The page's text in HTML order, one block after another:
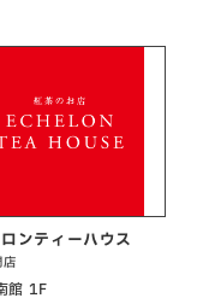
ンティーハウス
店
館 1F